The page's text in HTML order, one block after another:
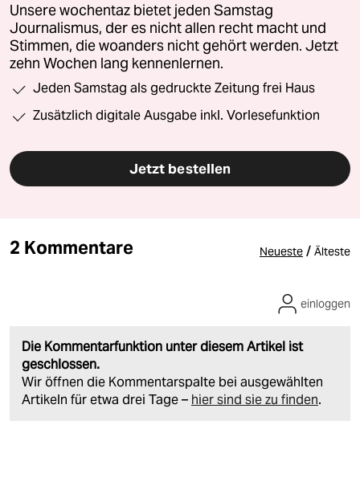
Unsere wochentaz bietet jeden Samstag
Journalismus, der es nicht allen recht macht und
Stimmen, die woanders nicht gehört werden. Jetzt
zehn Wochen lang kennenlernen.
Jeden Samstag als gedruckte Zeitung frei Haus
Zusätzlich digitale Ausgabe inkl. Vorlesefunktion
Jetzt bestellen
2 Kommentare Neueste / Älteste
Die Kommentarfunktion unter diesem Artikel ist
geschlossen.
Wir öffnen die Kommentarspalte bei ausgewählten
Artikeln für etwa drei Tage – hier sind sie zu finden.
einloggen